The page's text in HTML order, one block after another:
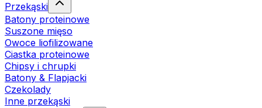
Przekąski
Batony proteinowe
Suszone mięso
Owoce liofilizowane
Ciastka proteinowe
Chipsy i chrupki
Batony & Flapjacki
Czekolady
Inne przekąski